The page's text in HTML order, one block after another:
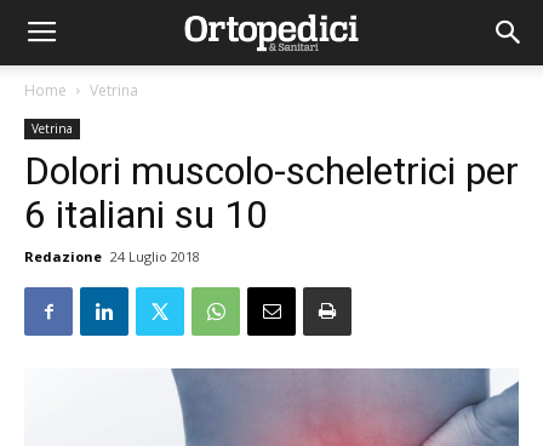
Home Vetrina
Vetrina
Dolori muscolo-scheletrici per
6 italiani su 10
Redazione 24 Luglio 2018